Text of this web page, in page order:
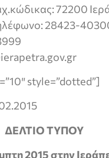
72200
28423-
style=”dotted”]
ΔΕΛΤΙΟ ΤΥΠΟΥ
2015 στην